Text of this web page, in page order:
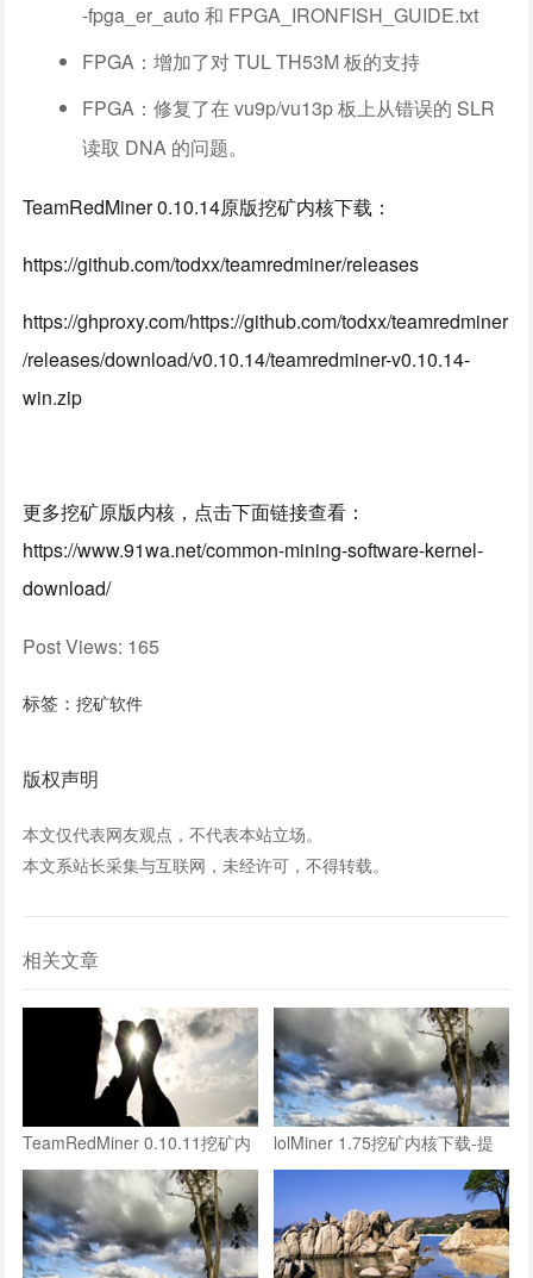
-fpga_er_auto 和 FPGA_IRONFISH_GUIDE.txt
FPGA：增加了对 TUL TH53M 板的支持
FPGA：修复了在 vu9p/vu13p 板上从错误的 SLR
读取 DNA 的问题。
TeamRedMiner 0.10.14原版挖矿内核下载：
https://github.com/todxx/teamredminer/releases
https://ghproxy.com/https://github.com/todxx/teamredminer
/releases/download/v0.10.14/teamredminer-v0.10.14-
win.zip
更多挖矿原版内核，点击下面链接查看：
https://www.91wa.net/common-mining-software-kernel-
download/
Post Views: 165
标签：挖矿软件
版权声明
本文仅代表网友观点，不代表本站立场。
本文系站长采集与互联网，未经许可，不得转载。
相关文章
TeamRedMiner 0.10.11挖矿内
核下载-略微提高ironfish算力
lolMiner 1.75挖矿内核下载-提
升ironfish挖矿算力